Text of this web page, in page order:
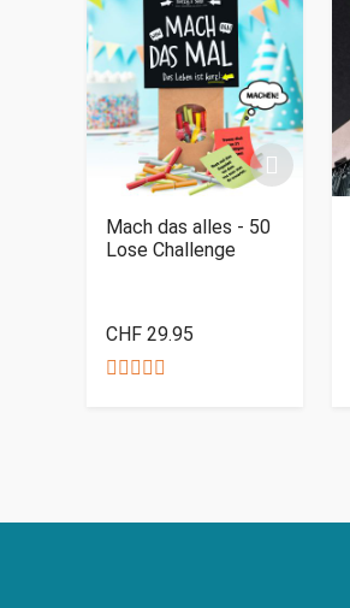
Mach das alles - 50
Lose Challenge
CHF 29.95